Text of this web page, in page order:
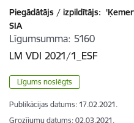
Piegādātājs / izpildītājs:
SIA
Līgumsumma 5160
LM VDI 2021/1_ESF
Līgums noslēgts
Publikācijas datums: 17.02.2021.
Grozījumu datums: 02.03.2021.